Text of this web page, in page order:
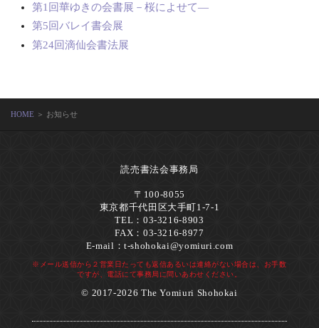
第1回華ゆきの会書展－桜によせて―
第5回バレイ書会展
第24回滴仙会書法展
HOME ＞ お知らせ
読売書法会事務局
〒100-8055
東京都千代田区大手町1-7-1
TEL：03-3216-8903
FAX：03-3216-8977
E-mail：t-shohokai@yomiuri.com
※メール送信から２営業日たっても返信あるいは連絡がない場合は、お手数
ですが、電話にて事務局に問いあわせください。
© 2017-2026 The Yomiuri Shohokai